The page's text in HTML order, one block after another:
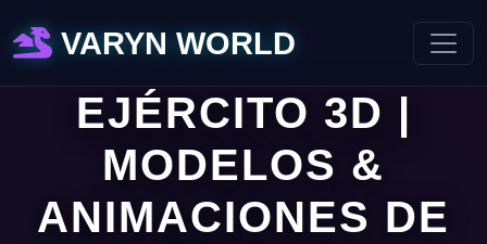
VARYN WORLD
EJÉRCITO 3D |
MODELOS &
ANIMACIONES DE